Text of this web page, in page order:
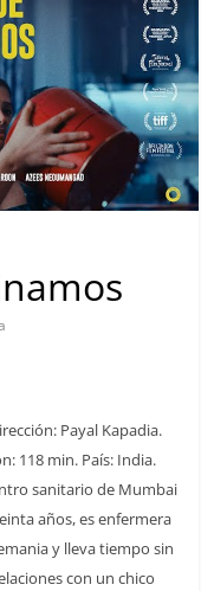
Payal Kapadia.
118 min. País: India.
sanitario de Mumbai
años, es enfermera
y lleva tiempo sin
con un chico